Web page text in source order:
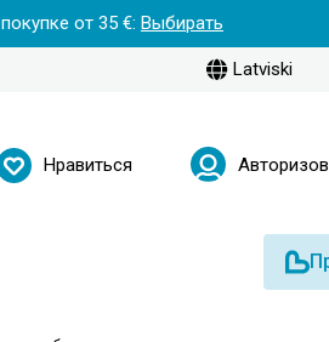
от 35 €: Выбирать
Latviski
Нравиться